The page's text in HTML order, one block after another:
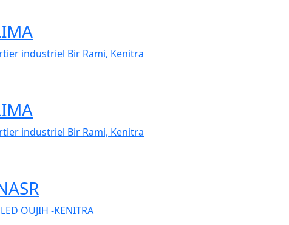
industriel Bir Rami, Kenitra
industriel Bir Rami, Kenitra
OUJIH -KENITRA